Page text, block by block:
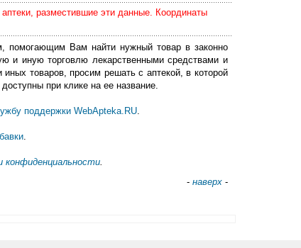
разместившие эти данные. Координаты
помогающим Вам найти нужный товар в законно
и иную торговлю лекарственными средствами и
товаров, просим решать с аптекой, в которой
при клике на ее название.
поддержки WebApteka.RU
конфиденциальности
- наверх -